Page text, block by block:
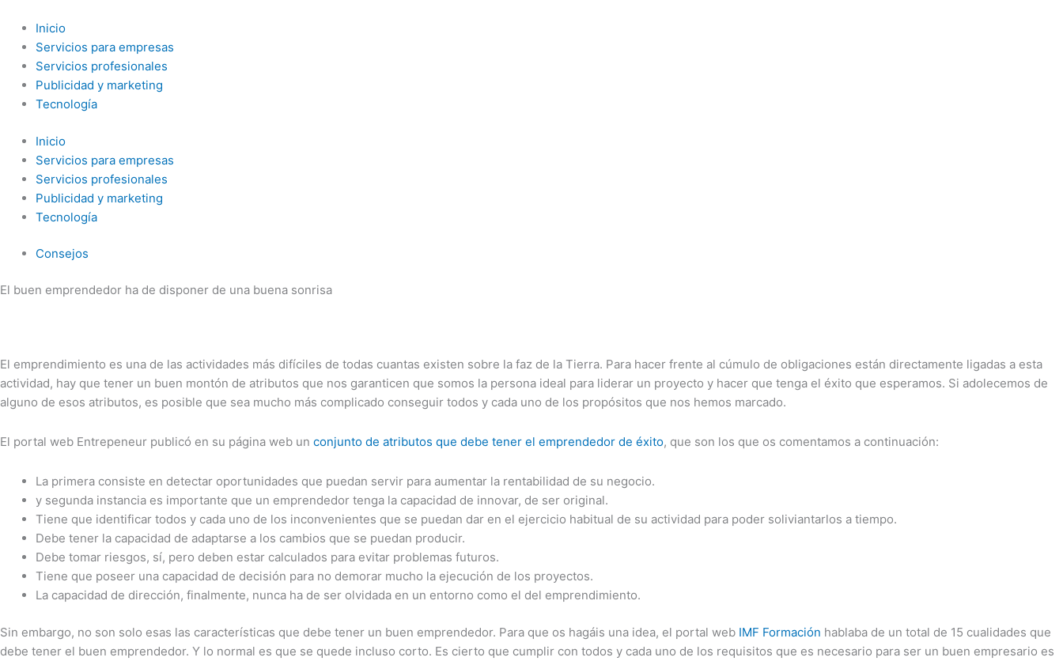
contenido
Inicio
Servicios para empresas
Servicios profesionales
Publicidad y marketing
Tecnología
Inicio
Servicios para empresas
Servicios profesionales
Publicidad y marketing
Tecnología
Consejos
El buen emprendedor ha de disponer de una buena sonrisa
El emprendimiento es una de las actividades más difíciles de todas cuantas existen sobre la faz de la Tierra. Para hacer frente al cúmulo de obligaciones están directamente ligadas a esta
actividad, hay que tener un buen montón de atributos que nos garanticen que somos la persona ideal para liderar un proyecto y hacer que tenga el éxito que esperamos. Si adolecemos de
alguno de esos atributos, es posible que sea mucho más complicado conseguir todos y cada uno de los propósitos que nos hemos marcado.
El portal web Entrepeneur publicó en su página web un conjunto de atributos que debe tener el emprendedor de éxito, que son los que os comentamos a continuación:
La primera consiste en detectar oportunidades que puedan servir para aumentar la rentabilidad de su negocio.
y segunda instancia es importante que un emprendedor tenga la capacidad de innovar, de ser original.
Tiene que identificar todos y cada uno de los inconvenientes que se puedan dar en el ejercicio habitual de su actividad para poder soliviantarlos a tiempo.
Debe tener la capacidad de adaptarse a los cambios que se puedan producir.
Debe tomar riesgos, sí, pero deben estar calculados para evitar problemas futuros.
Tiene que poseer una capacidad de decisión para no demorar mucho la ejecución de los proyectos.
La capacidad de dirección, finalmente, nunca ha de ser olvidada en un entorno como el del emprendimiento.
Sin embargo, no son solo esas las características que debe tener un buen emprendedor. Para que os hagáis una idea, el portal web IMF Formación hablaba de un total de 15 cualidades que
debe tener el buen emprendedor. Y lo normal es que se quede incluso corto. Es cierto que cumplir con todos y cada uno de los requisitos que es necesario para ser un buen empresario es